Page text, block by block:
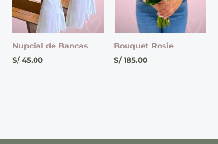
Nupcial de Bancas
S/45.00
Bouquet Rosie
S/185.00